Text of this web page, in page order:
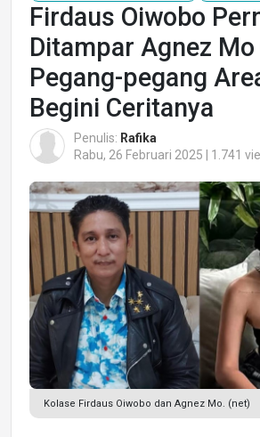
Firdaus Oiwobo
Ditampar Agnez Mo
Pegang-pegang
Begini Ceritanya
Penulis: Rafika
Rabu, 26 Februari 2025 | 1.741
Kolase Firdaus Oiwobo dan Agnez Mo. (net)